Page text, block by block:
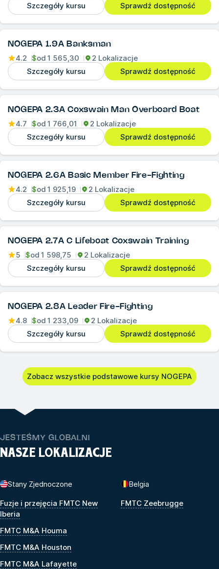
Szczegóły kursu
Sprawdź dostępność
NOGEPA 1.9A Banksman
4.2 $od 1 565,30
2 Lokalizacje
Szczegóły kursu
Sprawdź dostępność
NOGEPA 2.3A Coxswain Man Overboard Boat
4.7 $od 1 766,01
2 Lokalizacje
Szczegóły kursu
Sprawdź dostępność
NOGEPA 2.6A Basic Member Fire-Fighting
4.2 $od 1 925,19
2 Lokalizacje
Szczegóły kursu
Sprawdź dostępność
NOGEPA 2.7A C Lifeboat Coxswain Training
5 $od 1 598,75
2 Lokalizacje
Szczegóły kursu
Sprawdź dostępność
NOGEPA 2.8A Leader Fire-Fighting
4.8 $od 1 233,09
2 Lokalizacje
Szczegóły kursu
Sprawdź dostępność
Zobacz wszystkie podstawowe kursy NOGEPA
JESTEŚMY GLOBALNI
NASZE LOKALIZACJE
Stany Zjednoczone
Fuzje i przejęcia FMTC New
Iberia
FMTC M&A Houma
FMTC M&A Houston
FMTC M&A Lafayette
Belgia
FMTC Zeebrugge